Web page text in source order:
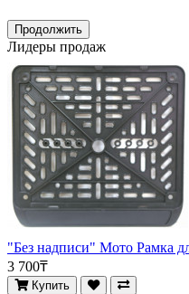
Продолжить
Лидеры продаж
"Без надписи" Мото Рамка
3 700₸
Купить